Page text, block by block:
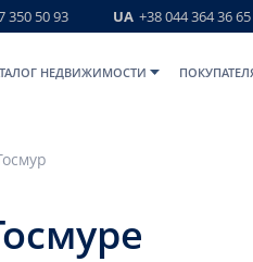
350 50 93 UA +38 044 364 36 65
НЕДВИЖИМОСТИ